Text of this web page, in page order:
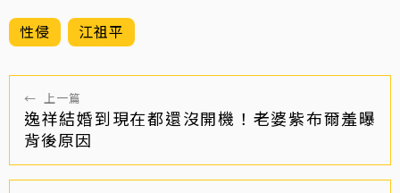
性侵 江祖平
← 上一篇
逸祥結婚到現在都還沒開機！老婆紫布爾羞曝
背後原因